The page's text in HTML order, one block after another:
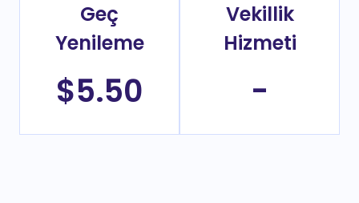
Geç
Yenileme
$5.50
Vekillik
Hizmeti
-